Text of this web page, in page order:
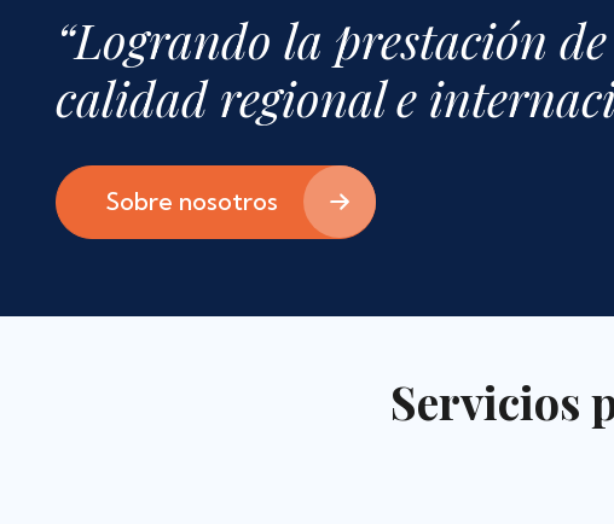
“Logrando la prestación
calidad regional e
Sobre nosotros
Servicios